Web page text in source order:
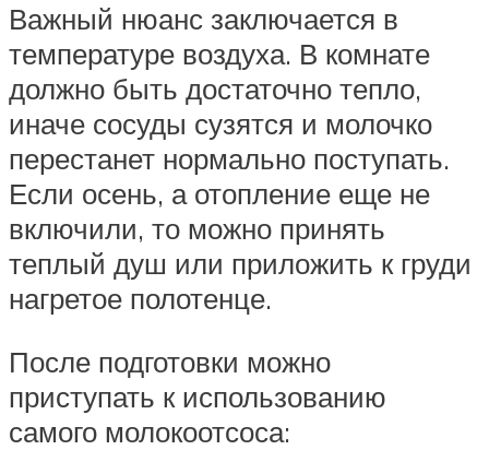
Важный нюанс заключается в
температуре воздуха. В комнате
должно быть достаточно тепло,
иначе сосуды сузятся и молочко
перестанет нормально поступать.
Если осень, а отопление еще не
включили, то можно принять
теплый душ или приложить к груди
нагретое полотенце.
После подготовки можно
приступать к использованию
самого молокоотсоса: